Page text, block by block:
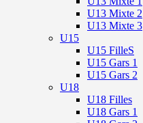
U13 Mixte 2
U13 Mixte 3
U15
U15 FilleS
U15 Gars 1
U15 Gars 2
U18
U18 Filles
U18 Gars 1